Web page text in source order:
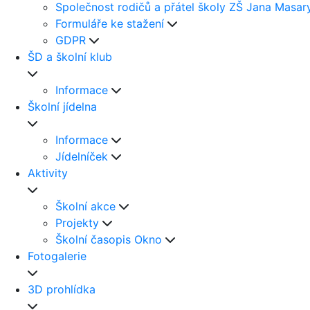
Společnost rodičů a přátel školy ZŠ Jana
Formuláře ke stažení
GDPR
ŠD a školní klub
Informace
Školní jídelna
Informace
Jídelníček
Aktivity
Školní akce
Projekty
Školní časopis Okno
Fotogalerie
3D prohlídka